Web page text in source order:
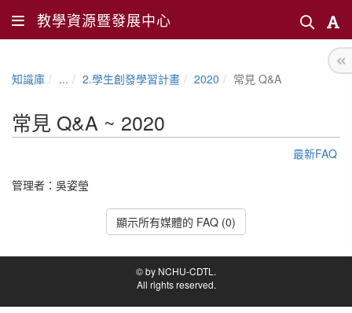
教學資源暨發展中心
知識庫 ... 2.學生創發學習計畫 2020 常見 Q&A
常見 Q&A ~ 2020
最新FAQ
管理者： 吳姿瑩
顯示所有媒體的 FAQ (0)
© by NCHU-CDTL.
All rights reserved.